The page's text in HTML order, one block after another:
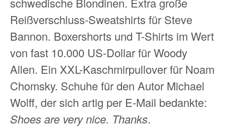
Reißverschluss-Sweatshirts für Steve
Bannon. Boxershorts und T-Shirts im Wert
von fast 10.000 US-Dollar für Woody
Allen. Ein XXL-Kaschmirpullover für Noam
Chomsky. Schuhe für den Autor Michael
Wolff, der sich artig per E-Mail bedankte:
Shoes are very nice. Thanks.